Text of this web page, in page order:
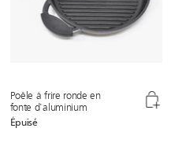
Poêle à frire ronde en
fonte d'aluminium
Épuisé